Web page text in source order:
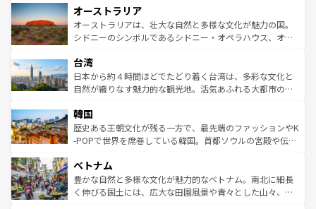
部のニューオーリンズでは、音楽と美食が融合した独特の
文化が魅力。旅行者はアメリカの各地域で異なる魅力を楽
しみながら、その多様性と豊かな歴史を感じることができ
ならではの贅沢な旅のスタイルだ。 なお、新着のアメリカ
情報はコンテンツ一覧を参照してほしい。
ワイ島は見逃せない。また、定番の観光地といえばオアフ
島だが、静かな自然を求めるならマウイ島やカウアイ島が
おすすめ。エメラルドグリーンに輝く海をはじめ、豊かな
れるおもてなしの心で訪れる人々を迎えてくれるハワイの
人々、おいしいローカルフードやハワイアンミュージッ
ク、伝統的なフラダンスなど、すべてがハワイの魅力を彩
ワイを、存分に味わってほしい。 なお、新着のハワイ情報
はコンテンツ一覧を参照してほしい。
オーストラリア
オーストラリアは、壮大な自然と多様な文化が魅力の国。
シドニーのシンボルであるシドニー・オペラハウス、オー
リアリーフや大陸中央部にそびえるウルル（エアーズロッ
ク）、タスマニアの美しい原生林やケアンズの熱帯雨林な
ど、見どころがたくさん。また、カフェやワイン、オージ
いる。アクティビティも充実しており、サーフィンやダイ
ビング、ハイキングなど、アウトドア好きにはたまらな
い。オーストラリアの多彩な魅力を存分に味わいつくそ
参照してほしい。
台湾
日本から約４時間ほどでたどり着く台湾は、多彩な文化と
自然が織りなす魅力的な観光地。活気あふれる大都市の台
ン）、静ひつな山岳地帯である台湾東部など、都市の喧騒
と山間の静けさが共存しており、訪れる人に新しい発見と
驚きをもたらしてくれる。また、奥深い台湾の食文化も魅
容にもいいと評判のスイーツなど、バラエティ豊かな料理
が味わえる。 なお、新着の台湾情報は コンテンツ一覧を参
照してほしい。
韓国
歴史ある王朝文化が残る一方で、最先端のファッションやK
-POPで世界を席巻している韓国。首都ソウルの宮殿や伝統
き、地方に足を延ばせば四季折々の自然美を楽しむことが
できる。そして、キムチや焼肉、絶品のストリートフード
まで、さまざまな韓国料理が待っている。夜には、韓国な
ベトナム
豊かな自然と多様な文化が魅力的なベトナム。南北に細長
く伸びる国土には、広大な田園風景や青々とした山々、世